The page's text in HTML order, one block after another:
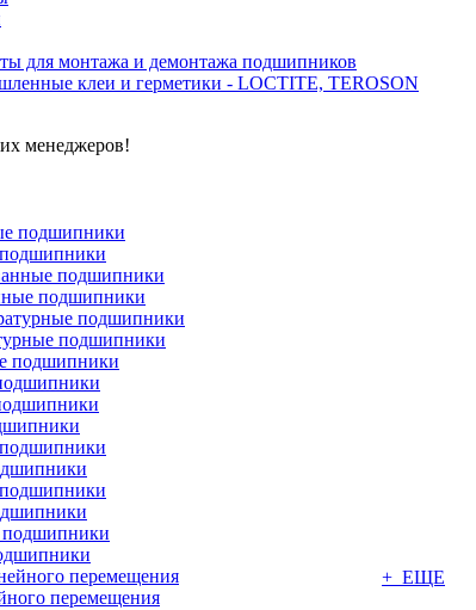
для монтажа и демонтажа подшипников
клеи и герметики - LOCTITE, TEROSON
менеджеров!
подшипники
подшипники
перемещения
+ ЕЩЕ